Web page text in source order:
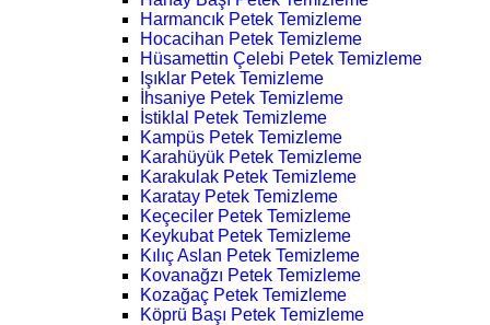
Harmancık Petek Temizleme
Hocacihan Petek Temizleme
Hüsamettin Çelebi Petek Temizleme
Işıklar Petek Temizleme
İhsaniye Petek Temizleme
İstiklal Petek Temizleme
Kampüs Petek Temizleme
Karahüyük Petek Temizleme
Karakulak Petek Temizleme
Karatay Petek Temizleme
Keçeciler Petek Temizleme
Keykubat Petek Temizleme
Kılıç Aslan Petek Temizleme
Kovanağzı Petek Temizleme
Kozağaç Petek Temizleme
Köprü Başı Petek Temizleme